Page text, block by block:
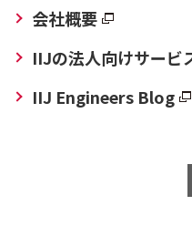
会社概要
IIJの法人向けサービ
IIJ Engineers Blog